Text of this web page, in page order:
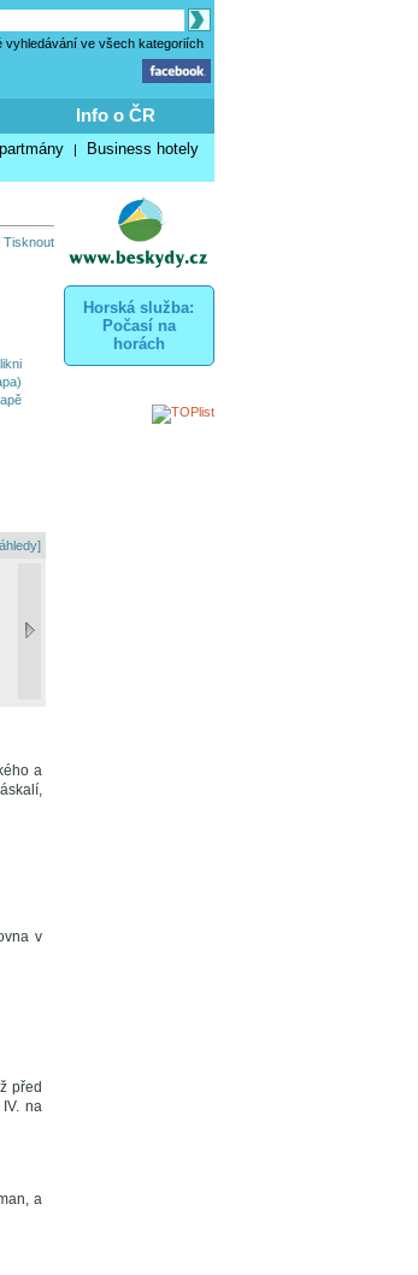
vyhledávání ve všech kategoriích
Info o ČR
| Business hotely
Tisknout
a
v
před
na
a
Horská služba:
Počasí na
horách